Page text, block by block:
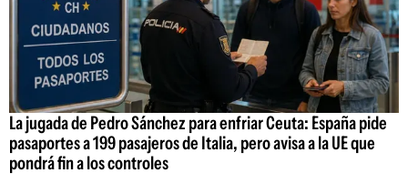
La jugada de Pedro Sánchez para enfriar Ceuta: España pide
pasaportes a 199 pasajeros de Italia, pero avisa a la UE que
pondrá fin a los controles